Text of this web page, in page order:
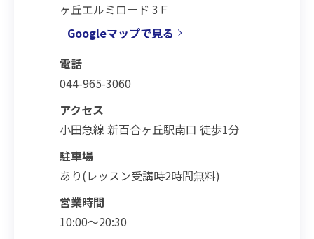
ヶ丘エルミロード 3Ｆ
Googleマップで見る
電話
044-965-3060
アクセス
小田急線 新百合ヶ丘駅南口 徒歩1分
駐車場
あり(レッスン受講時2時間無料)
営業時間
10:00～20:30